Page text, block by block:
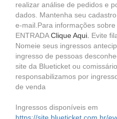
realizar análise de pedidos e
dados. Mantenha seu
e-mail.Para informações
ENTRADAClique Aqui Evite
Nomeie seus ingressos
ingresso de pessoas
site da Blueticket ou
responsabilizamos por
de venda
Ingressos disponíveis em